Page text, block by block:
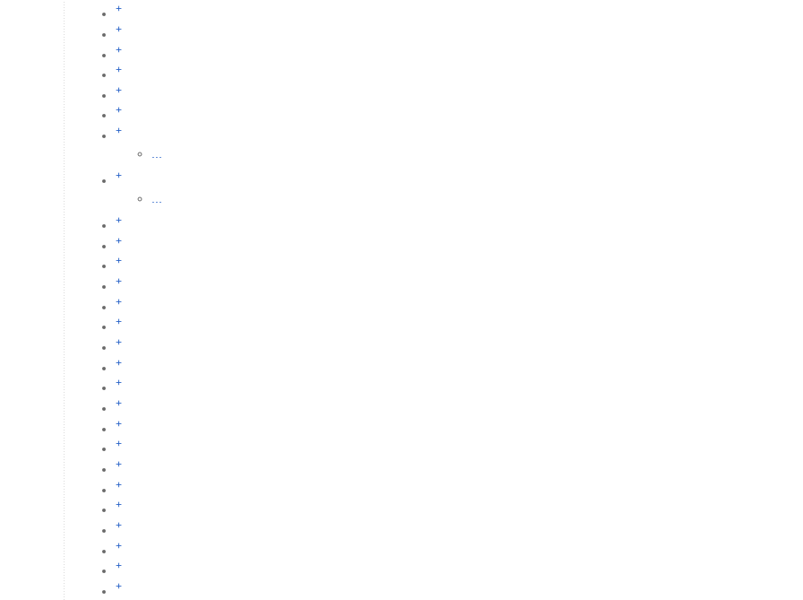
+
+
+
+
+
+
+
...
+
...
+
+
+
+
+
+
+
+
+
+
+
+
+
+
+
+
+
+
+